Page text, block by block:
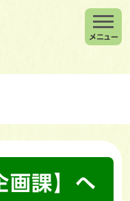
メニュー
画課】へ